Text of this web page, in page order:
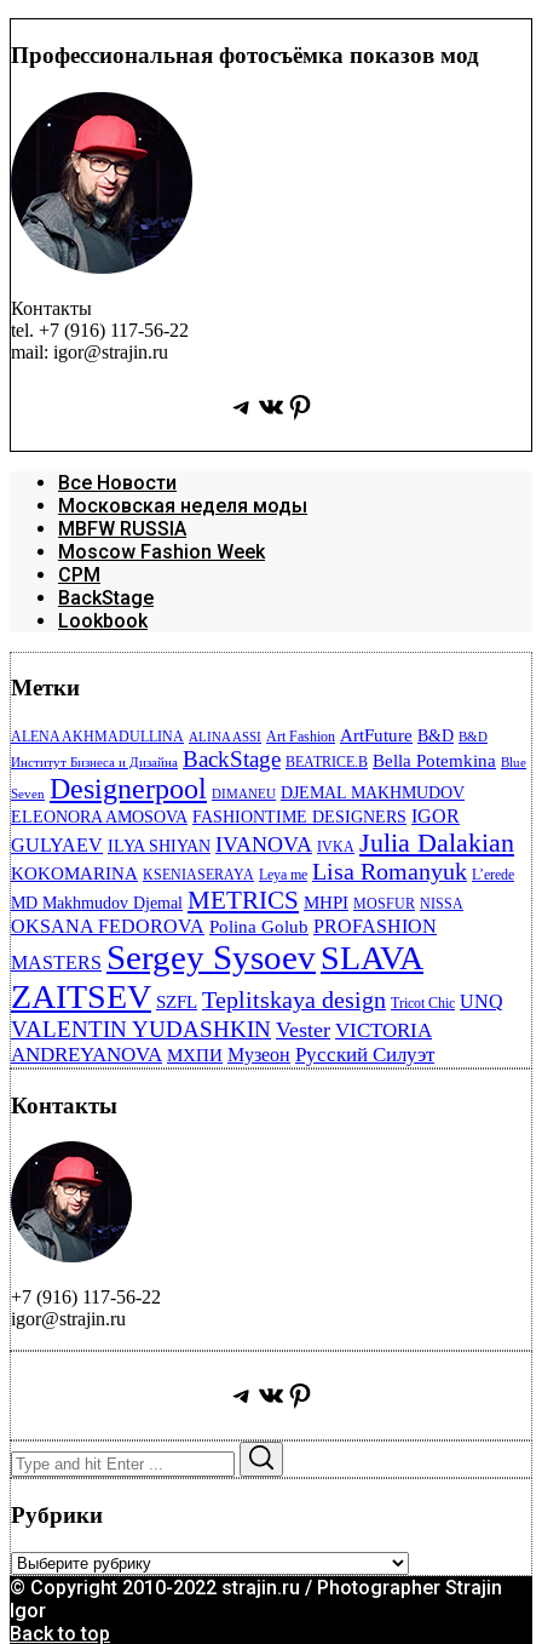
Профессиональная фотосъёмка показов мод
Контакты
tel. +7 (916) 117-56-22
mail: igor@strajin.ru
Telegram
ВКонтакте
Pinterest
Все Новости
Московская неделя моды
MBFW RUSSIA
Moscow Fashion Week
CPM
BackStage
Lookbook
Метки
ALENA AKHMADULLINA ALINA ASSI Art Fashion ArtFuture B&D B&D
Институт Бизнеса и Дизайна BackStage BEATRICE.B Bella Potemkina Blue
Seven Designerpool DIMANEU DJEMAL MAKHMUDOV
ELEONORA AMOSOVA FASHIONTIME DESIGNERS IGOR
GULYAEV ILYA SHIYAN IVANOVA IVKA Julia Dalakian
KOKOMARINA KSENIASERAYA Leya me Lisa Romanyuk L’erede
MD Makhmudov Djemal METRICS MHPI MOSFUR NISSA
OKSANA FEDOROVA Polina Golub PROFASHION
MASTERS Sergey SysoevSLAVA
ZAITSEV SZFL Teplitskaya design Tricot Chic UNQ
VALENTIN YUDASHKIN Vester VICTORIA
ANDREYANOVA МХПИ Музеон Русский Силуэт
Контакты
+7 (916) 117-56-22
igor@strajin.ru
Telegram
ВКонтакте
Pinterest
Search
for:
Рубрики
Рубрики
© Copyright 2010-2022 strajin.ru / Photographer Strajin
Igor
Back to top